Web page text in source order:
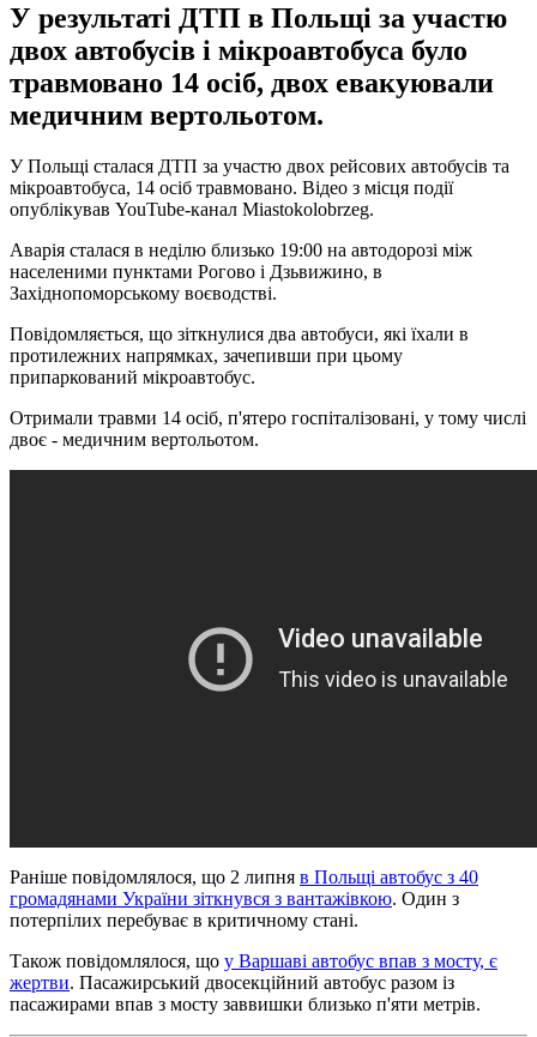
У результаті ДТП в Польщі за участю
двох автобусів і мікроавтобуса було
травмовано 14 осіб, двох евакуювали
медичним вертольотом.
У Польщі сталася ДТП за участю двох рейсових автобусів та
мікроавтобуса, 14 осіб травмовано. Відео з місця події
опублікував YouTube-канал Miastokolobrzeg.
Аварія сталася в неділю близько 19:00 на автодорозі між
населеними пунктами Рогово і Дзьвижино, в
Західнопоморському воєводстві.
Повідомляється, що зіткнулися два автобуси, які їхали в
протилежних напрямках, зачепивши при цьому
припаркований мікроавтобус.
Отримали травми 14 осіб, п'ятеро госпіталізовані, у тому числі
двоє - медичним вертольотом.
Раніше повідомлялося, що 2 липня в Польщі автобус з 40
громадянами України зіткнувся з вантажівкою. Один з
потерпілих перебуває в критичному стані.
Також повідомлялося, що у Варшаві автобус впав з мосту, є
жертви. Пасажирський двосекційний автобус разом із
пасажирами впав з мосту заввишки близько п'яти метрів.